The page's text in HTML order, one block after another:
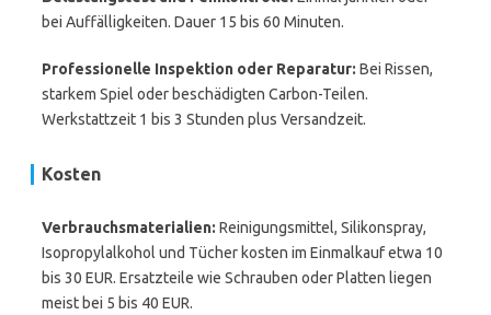
bei Auffälligkeiten. Dauer 15 bis 60 Minuten.
Professionelle Inspektion oder Reparatur: Bei Rissen,
starkem Spiel oder beschädigten Carbon-Teilen.
Werkstattzeit 1 bis 3 Stunden plus Versandzeit.
Kosten
Verbrauchsmaterialien: Reinigungsmittel, Silikonspray,
Isopropylalkohol und Tücher kosten im Einmalkauf etwa 10
bis 30 EUR. Ersatzteile wie Schrauben oder Platten liegen
meist bei 5 bis 40 EUR.